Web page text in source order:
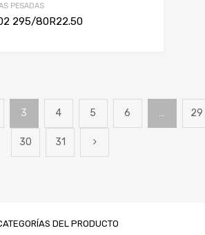
PESADAS
295/80R22.50
3 4 5 6 … 29
30 31
DEL PRODUCTO